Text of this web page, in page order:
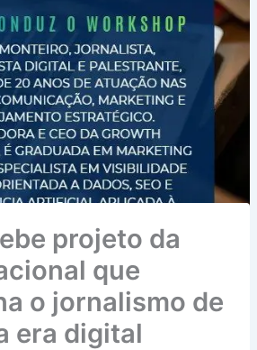
projeto da
que
o jornalismo de
era digital